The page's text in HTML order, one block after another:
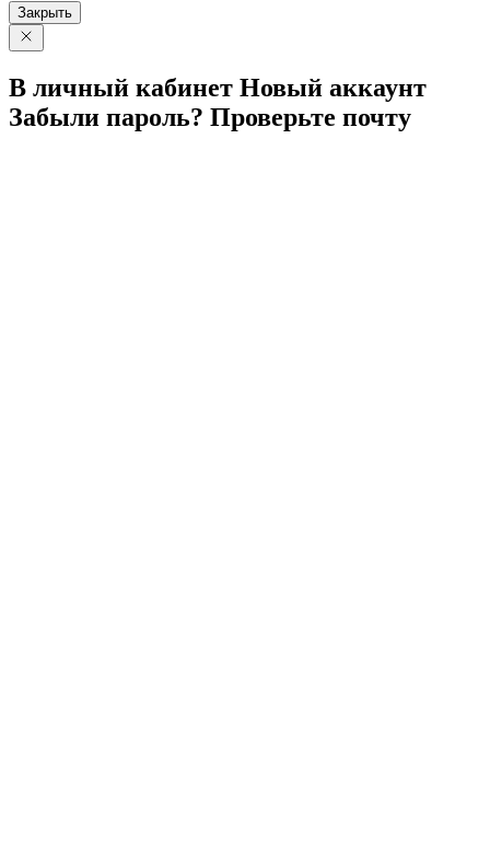
Закрыть
В личный кабинет Новый аккаунт
Забыли пароль? Проверьте почту